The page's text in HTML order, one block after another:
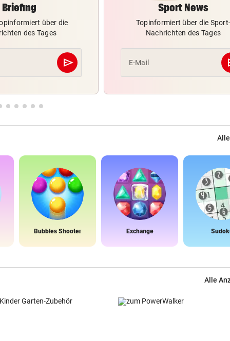
Briefing
über die
des Tages
send
Abschicken
Sport News
Topinformiert über die Sport-
Nachrichten des Tages
E-Mail
Bubbles Shooter Exchange
Alle